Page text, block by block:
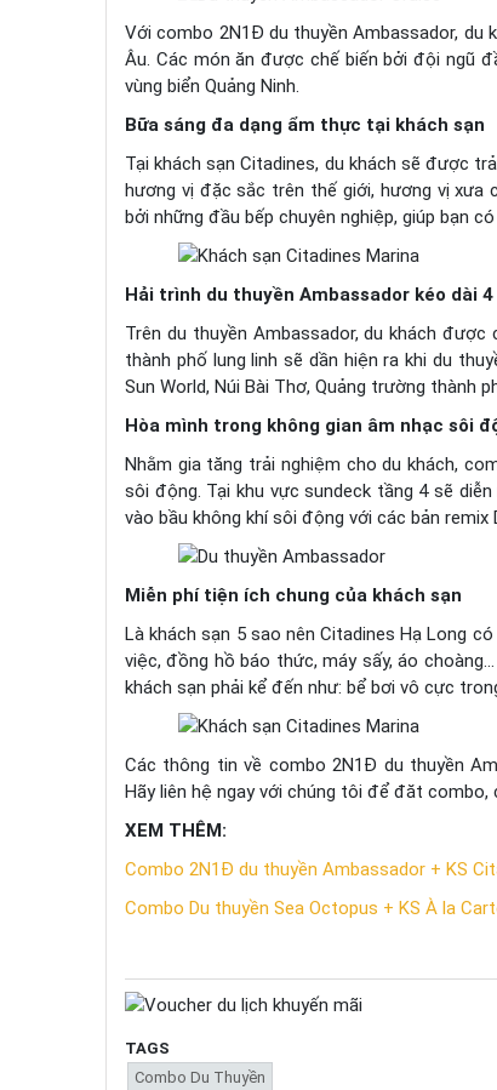
Với combo 2N1Đ du thuyền Ambassador,
Âu. Các món ăn được chế biến bởi đội ngũ
vùng biển Quảng Ninh.
Bữa sáng đa dạng ẩm thực tại khách sạn
Tại khách sạn Citadines, du khách sẽ được
hương vị đặc sắc trên thế giới, hương vị
bởi những đầu bếp chuyên nghiệp, giúp bạn
Hải trình du thuyền Ambassador kéo dài
Trên du thuyền Ambassador, du khách
thành phố lung linh sẽ dần hiện ra khi du
Sun World, Núi Bài Thơ, Quảng trường thành
Hòa mình trong không gian âm nhạc sôi
Nhằm gia tăng trải nghiệm cho du khách,
sôi động. Tại khu vực sundeck tầng 4 sẽ
vào bầu không khí sôi động với các bản remix
Miễn phí tiện ích chung của khách sạn
Là khách sạn 5 sao nên Citadines Hạ Long
việc, đồng hồ báo thức, máy sấy, áo
khách sạn phải kể đến như: bể bơi vô cực
Các thông tin về combo 2N1Đ du thuyền
Hãy liên hệ ngay với chúng tôi để đăt
XEM THÊM:
Combo 2N1Đ du thuyền Ambassador + KS
Combo Du thuyền Sea Octopus + KS À la
TAGS
Combo Du Thuyền